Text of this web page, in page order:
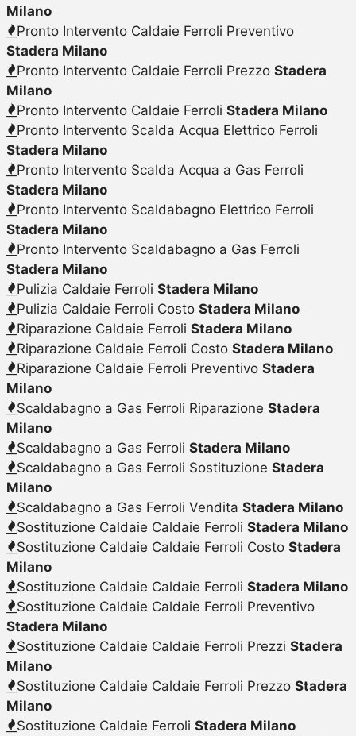
Milano
Pronto Intervento Caldaie Ferroli Preventivo
Stadera Milano
Pronto Intervento Caldaie Ferroli Prezzo Stadera
Milano
Pronto Intervento Caldaie Ferroli Stadera Milano
Pronto Intervento Scalda Acqua Elettrico Ferroli
Stadera Milano
Pronto Intervento Scalda Acqua a Gas Ferroli
Stadera Milano
Pronto Intervento Scaldabagno Elettrico Ferroli
Stadera Milano
Pronto Intervento Scaldabagno a Gas Ferroli
Stadera Milano
Pulizia Caldaie Ferroli Stadera Milano
Pulizia Caldaie Ferroli Costo Stadera Milano
Riparazione Caldaie Ferroli Stadera Milano
Riparazione Caldaie Ferroli Costo Stadera Milano
Riparazione Caldaie Ferroli Preventivo Stadera
Milano
Scaldabagno a Gas Ferroli Riparazione Stadera
Milano
Scaldabagno a Gas Ferroli Stadera Milano
Scaldabagno a Gas Ferroli Sostituzione Stadera
Milano
Scaldabagno a Gas Ferroli Vendita Stadera Milano
Sostituzione Caldaie Caldaie Ferroli Stadera Milano
Sostituzione Caldaie Caldaie Ferroli Costo Stadera
Milano
Sostituzione Caldaie Caldaie Ferroli Stadera Milano
Sostituzione Caldaie Caldaie Ferroli Preventivo
Stadera Milano
Sostituzione Caldaie Caldaie Ferroli Prezzi Stadera
Milano
Sostituzione Caldaie Caldaie Ferroli Prezzo Stadera
Milano
Sostituzione Caldaie Ferroli Stadera Milano